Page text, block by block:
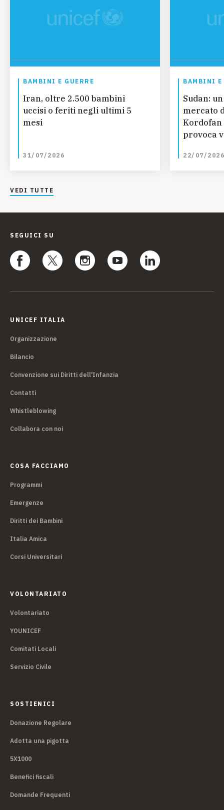
BAMBINI E GUERRE
Iran, oltre 2.500 bambini
uccisi o feriti negli ultimi 5
mesi
31/07/2026
BAMBINI E
Sudan:
mercato
provoca
22/07/2026
VEDI TUTTE
SEGUICI SU
UNICEF ITALIA
Organizzazione
Bilancio
Convenzione sui Diritti dell'Infanzia
Contatti
Whistleblowing
Collabora con noi
COSA FACCIAMO
Programmi
Emergenze
Diritti dei Bambini
Italia Amica
Corsi Universitari
VOLONTARIATO
Volontariato
YOUNICEF
Comitati Locali
Servizio Civile
SOSTIENICI
Donazione Regolare
Adotta una pigotta
5X1000
Benefici fiscali
Domande Frequenti